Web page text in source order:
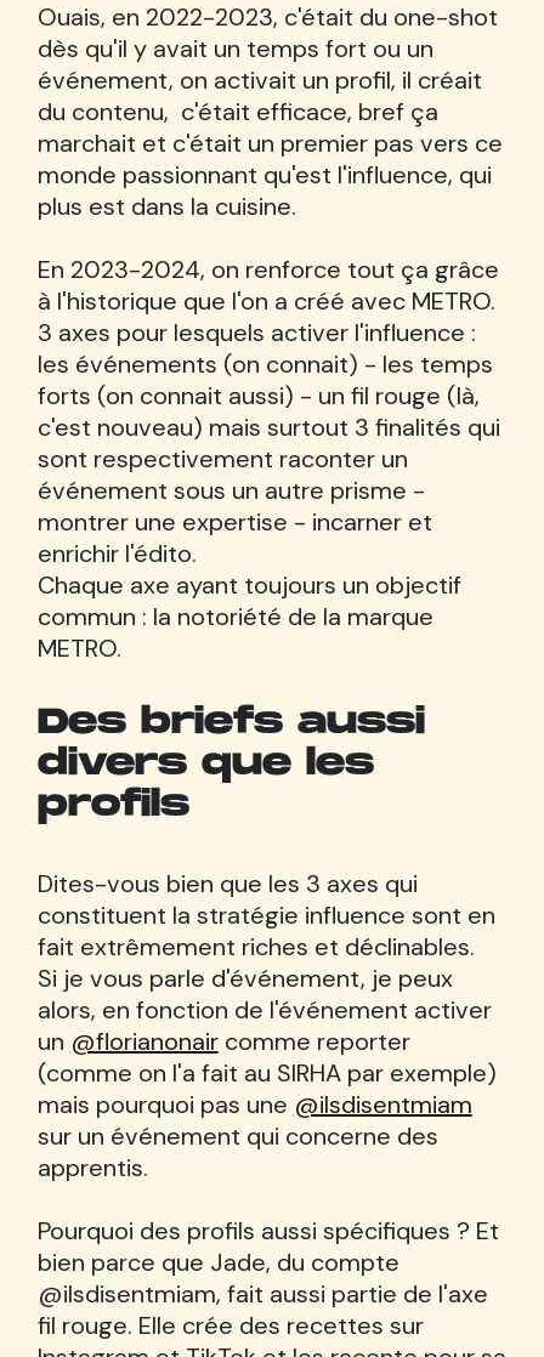
Ouais, en 2022-2023, c'était du one-shot
dès qu'il y avait un temps fort ou un
événement, on activait un profil, il créait
du contenu, c'était efficace, bref ça
marchait et c'était un premier pas vers ce
monde passionnant qu'est l'influence, qui
plus est dans la cuisine.
En 2023-2024, on renforce tout ça grâce
à l'historique que l'on a créé avec METRO.
3 axes pour lesquels activer l'influence :
les événements (on connait) - les temps
forts (on connait aussi) - un fil rouge (là,
c'est nouveau) mais surtout 3 finalités qui
sont respectivement raconter un
événement sous un autre prisme -
montrer une expertise - incarner et
enrichir l'édito.
Chaque axe ayant toujours un objectif
commun : la notoriété de la marque
METRO.
Des briefs aussi
divers que les
profils
Dites-vous bien que les 3 axes qui
constituent la stratégie influence sont en
fait extrêmement riches et déclinables.
Si je vous parle d'événement, je peux
alors, en fonction de l'événement activer
un @florianonaircomme reporter
(comme on l'a fait au SIRHA par exemple)
mais pourquoi pas une @ilsdisentmiam
sur un événement qui concerne des
apprentis.
Pourquoi des profils aussi spécifiques ? Et
bien parce que Jade, du compte
@ilsdisentmiam, fait aussi partie de l'axe
fil rouge. Elle crée des recettes sur